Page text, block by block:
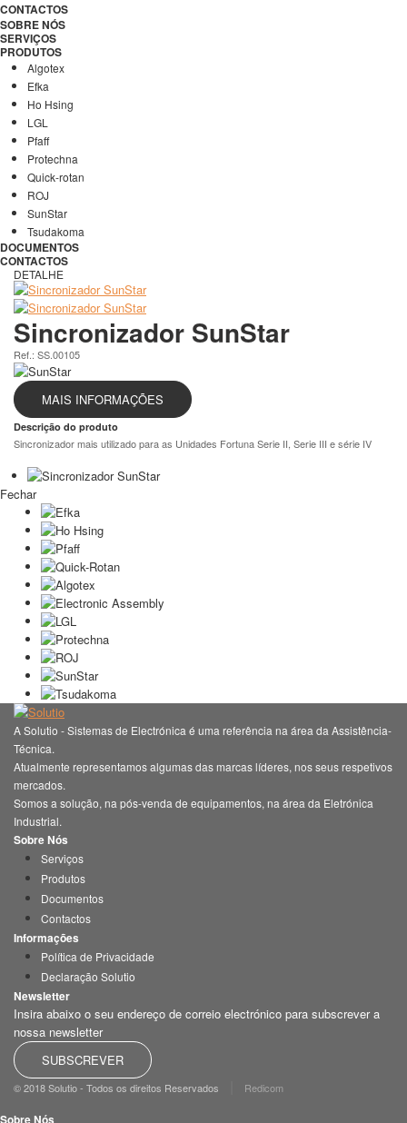
CONTACTOS
SOBRE NÓS
SERVIÇOS
PRODUTOS
Algotex
Efka
Ho Hsing
LGL
Pfaff
Protechna
Quick-rotan
ROJ
SunStar
Tsudakoma
DOCUMENTOS
CONTACTOS
DETALHE
Sincronizador SunStar
Ref.: SS.00105
MAIS INFORMAÇÕES
Descrição do produto
Sincronizador mais utilizado para as Unidades Fortuna Serie II, Serie III e série IV
Fechar
A Solutio - Sistemas de Electrónica é uma referência na área da Assistência-
Técnica.
Atualmente representamos algumas das marcas líderes, nos seus respetivos
mercados.
Somos a solução, na pós-venda de equipamentos, na área da Eletrónica
Industrial.
Sobre Nós
Serviços
Produtos
Documentos
Contactos
Informações
Política de Privacidade
Declaração Solutio
Newsletter
Insira abaixo o seu endereço de correio electrónico para subscrever a
nossa newsletter
SUBSCREVER
© 2018 Solutio - Todos os direitos Reservados Redicom
Sobre Nós